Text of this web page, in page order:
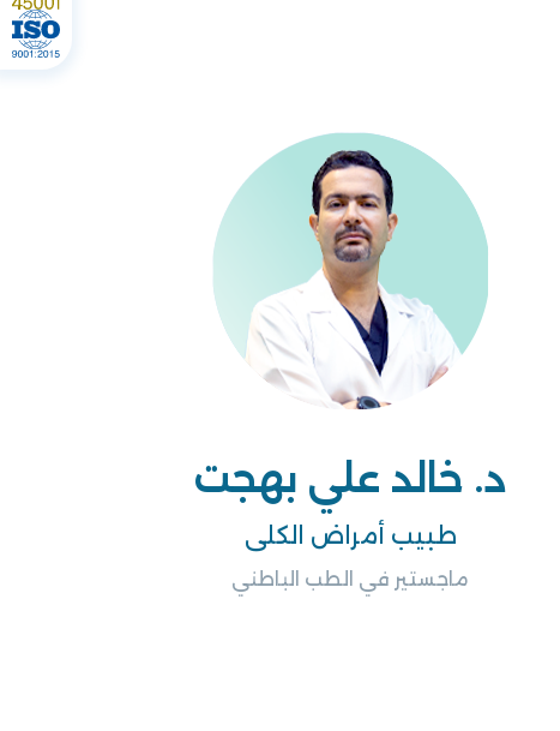
د. خالد علي بهجت
طبيب أمراض الكلى
ماجستير في الطب الباطني